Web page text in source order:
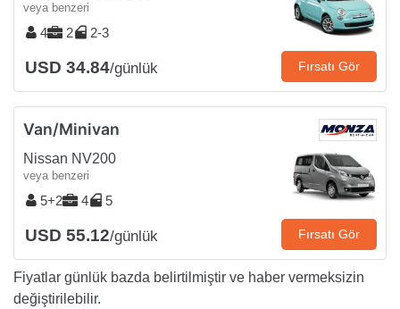
veya benzeri
4 2 2-3
USD 34.84/günlük Fırsatı Gör
Van/Minivan
Nissan NV200
veya benzeri
5+2 4 5
USD 55.12/günlük Fırsatı Gör
Fiyatlar günlük bazda belirtilmiştir ve haber vermeksizin
değiştirilebilir.